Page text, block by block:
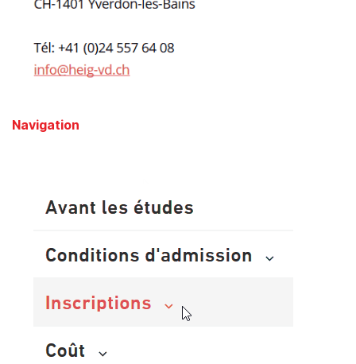
Navigation